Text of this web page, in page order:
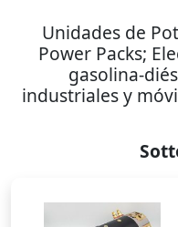
Unidades de
Power Packs;
gasolina-
industriales y